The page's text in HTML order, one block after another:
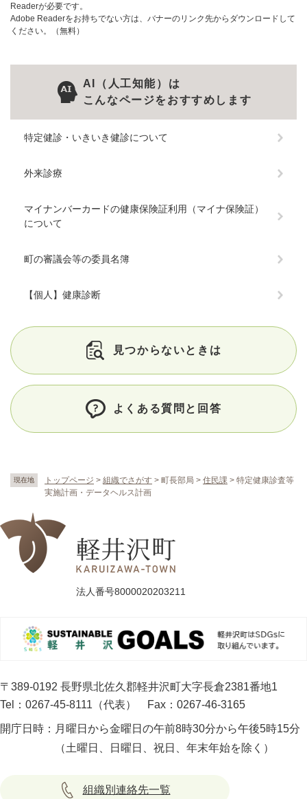
現在地 トップページ > 組織でさがす > 町長部局 > 住民課 > 特定健康診査等
実施計画・データヘルス計画
Readerが必要です。
Adobe Readerをお持ちでない方は、バナーのリンク先からダウンロードして
ください。（無料）
AI（人工知能）は
こんなページをおすすめします
特定健診・いきいき健診について
外来診療
マイナンバーカードの健康保険証利用（マイナ保険証）
について
町の審議会等の委員名簿
【個人】健康診断
見つからないときは
よくある質問と回答
法人番号8000020203211
〒389-0192 長野県北佐久郡軽井沢町大字長倉2381番地1
Tel：0267-45-8111（代表）
Fax：0267-46-3165
開庁日時： 月曜日から金曜日の午前8時30分から午後5時15分
（土曜日、日曜日、祝日、年末年始を除く）
組織別連絡先一覧